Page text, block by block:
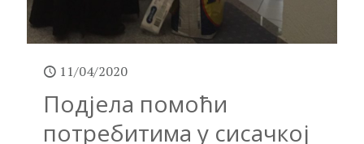
11/04/2020
Подјела помоћи
потребитима у сисачкој